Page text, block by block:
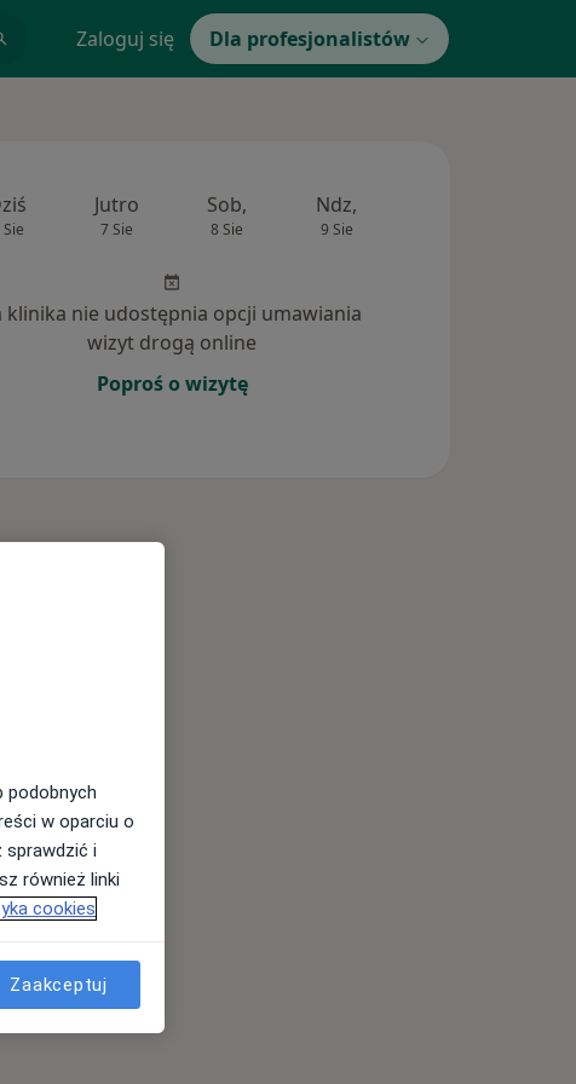
Zaloguj się Dla profesjonalistów
Jutro
7 Sie
Sob,
8 Sie
Ndz,
9 Sie
klinika nie udostępnia opcji umawiania
wizyt drogą online
Poproś o wizytę
podobnych
w oparciu o
sprawdzić i
również linki
cookies
Zaakceptuj